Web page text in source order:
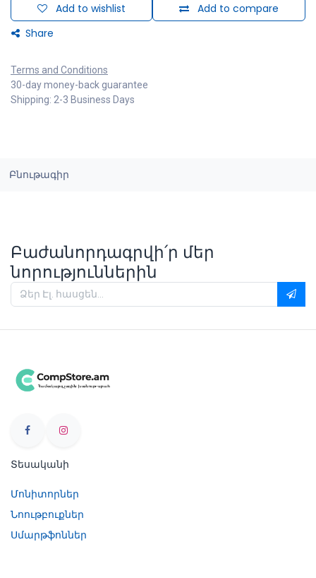
Add to compare
Add to wishlist
Share
Terms and Conditions
30-day money-back guarantee
Shipping: 2-3 Business Days
Բնութագիր
Բաժանորդագրվի՛ր մեր
նորություններին
Տեսականի
Մոնիտորներ
Նոութբուքներ
Սմարթֆոններ